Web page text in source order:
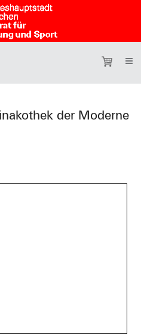
der Moderne